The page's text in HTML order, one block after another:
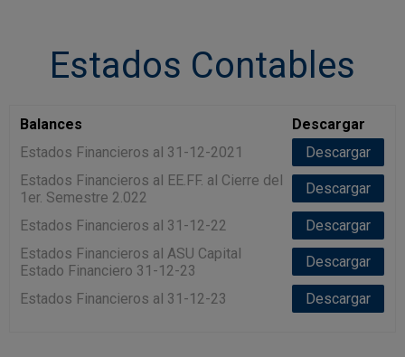
Estados Contables
Balances
Descargar
Estados Financieros al 31-12-2021
Descargar
Estados Financieros al EE.FF. al Cierre del
1er. Semestre 2.022
Descargar
Estados Financieros al 31-12-22
Descargar
Estados Financieros al ASU Capital
Estado Financiero 31-12-23
Descargar
Estados Financieros al 31-12-23 Descargar